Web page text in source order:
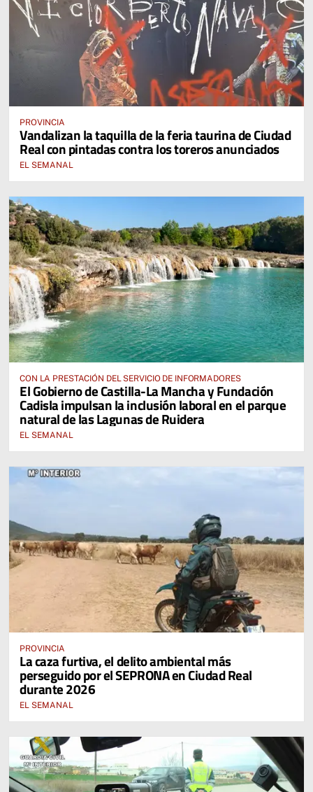
PROVINCIA
Vandalizan la taquilla de la feria taurina de Ciudad
Real con pintadas contra los toreros anunciados
EL SEMANAL
CON LA PRESTACIÓN DEL SERVICIO DE INFORMADORES
El Gobierno de Castilla-La Mancha y Fundación
Cadisla impulsan la inclusión laboral en el parque
natural de las Lagunas de Ruidera
EL SEMANAL
PROVINCIA
La caza furtiva, el delito ambiental más
perseguido por el SEPRONA en Ciudad Real
durante 2026
EL SEMANAL